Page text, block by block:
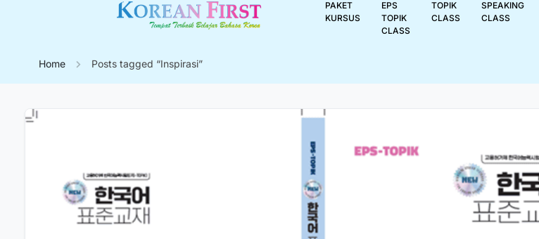
PAKET
KURSUS
EPS
TOPIK
CLASS
TOPIK
CLASS
SPEAKING
CLASS
Home Posts tagged “Inspirasi”